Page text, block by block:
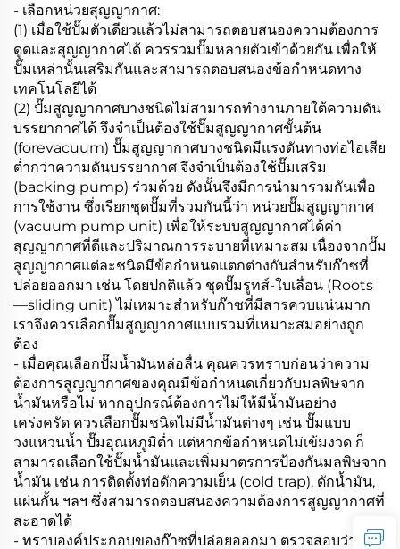
- เลือกหน่วยสุญญากาศ:
(1) เมื่อใช้ปั๊มตัวเดียวแล้วไม่สามารถตอบสนองความต้องการ
ดูดและสุญญากาศได้ ควรรวมปั๊มหลายตัวเข้าด้วยกัน เพื่อให้
ปั๊มเหล่านั้นเสริมกันและสามารถตอบสนองข้อกำหนดทาง
เทคโนโลยีได้
(2) ปั๊มสูญญากาศบางชนิดไม่สามารถทำงานภายใต้ความดัน
บรรยากาศได้ จึงจำเป็นต้องใช้ปั๊มสูญญากาศขั้นต้น
(forevacuum) ปั๊มสูญญากาศบางชนิดมีแรงดันทางท่อไอเสีย
ต่ำกว่าความดันบรรยากาศ จึงจำเป็นต้องใช้ปั๊มเสริม
(backing pump) ร่วมด้วย ดังนั้นจึงมีการนำมารวมกันเพื่อ
การใช้งาน ซึ่งเรียกชุดปั๊มที่รวมกันนี้ว่า หน่วยปั๊มสูญญากาศ
(vacuum pump unit) เพื่อให้ระบบสูญญากาศได้ค่า
สุญญากาศที่ดีและปริมาณการระบายที่เหมาะสม เนื่องจากปั๊ม
สูญญากาศแต่ละชนิดมีข้อกำหนดแตกต่างกันสำหรับก๊าซที่
ปล่อยออกมา เช่น โดยปกติแล้ว ชุดปั๊มรูทส์-ใบเลื่อน (Roots
—sliding unit) ไม่เหมาะสำหรับก๊าซที่มีสารควบแน่นมาก
เราจึงควรเลือกปั๊มสูญญากาศแบบรวมที่เหมาะสมอย่างถูก
ต้อง
- เมื่อคุณเลือกปั๊มน้ำมันหล่อลื่น คุณควรทราบก่อนว่าความ
ต้องการสูญญากาศของคุณมีข้อกำหนดเกี่ยวกับมลพิษจาก
น้ำมันหรือไม่ หากอุปกรณ์ต้องการไม่ให้มีน้ำมันอย่าง
เคร่งครัด ควรเลือกปั๊มชนิดไม่มีน้ำมันต่างๆ เช่น ปั๊มแบบ
วงแหวนน้ำ ปั๊มอุณหภูมิต่ำ แต่หากข้อกำหนดไม่เข้มงวด ก็
สามารถเลือกใช้ปั๊มน้ำมันและเพิ่มมาตรการป้องกันมลพิษจาก
น้ำมัน เช่น การติดตั้งท่อดักความเย็น (cold trap), ดักน้ำมัน,
แผ่นกั้น ฯลฯ ซึ่งสามารถตอบสนองความต้องการสูญญากาศที่
สะอาดได้
- ทราบองค์ประกอบของก๊าซที่ปล่อยออกมา ตรวจสอบว่าก๊าซ